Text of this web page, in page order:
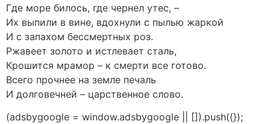
Где море билось, где чернел утес, –
Их выпили в вине, вдохнули с пылью жаркой
И с запахом бессмертных роз.
Ржавеет золото и истлевает сталь,
Крошится мрамор – к смерти все готово.
Всего прочнее на земле печаль
И долговечней – царственное слово.
(adsbygoogle = window.adsbygoogle || []).push({});